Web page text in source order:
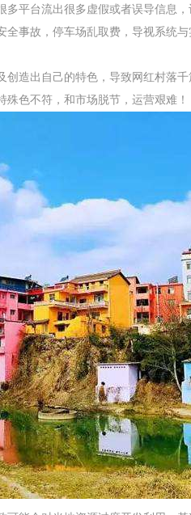
平台流出很多虚假或者误导信息
事故，停车场乱取费，导视系统
造出自己的特色，导致网红村落
色不符，和市场脱节，运营艰难！